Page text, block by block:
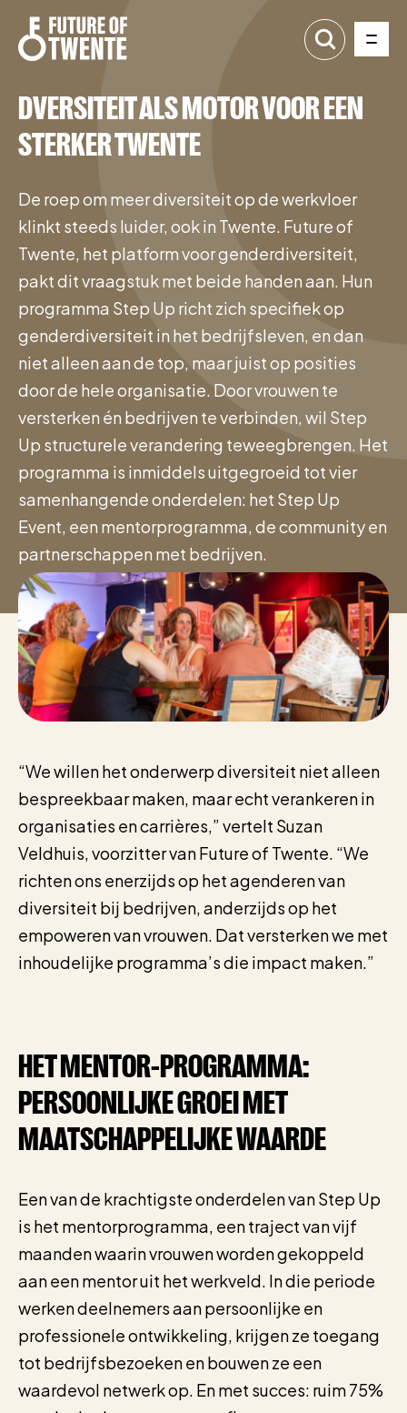
DVERSITEIT ALS MOTOR VOOR EEN
STERKER TWENTE
De roep om meer diversiteit op de werkvloer
klinkt steeds luider, ook in Twente. Future of
Twente, het platform voor genderdiversiteit,
pakt dit vraagstuk met beide handen aan. Hun
programma Step Up richt zich specifiek op
genderdiversiteit in het bedrijfsleven, en dan
niet alleen aan de top, maar juist op posities
door de hele organisatie. Door vrouwen te
versterken én bedrijven te verbinden, wil Step
Up structurele verandering teweegbrengen. Het
programma is inmiddels uitgegroeid tot vier
samenhangende onderdelen: het Step Up
Event, een mentorprogramma, de community en
partnerschappen met bedrijven.
“We willen het onderwerp diversiteit niet alleen
bespreekbaar maken, maar echt verankeren in
organisaties en carrières,” vertelt Suzan
Veldhuis, voorzitter van Future of Twente. “We
richten ons enerzijds op het agenderen van
diversiteit bij bedrijven, anderzijds op het
empoweren van vrouwen. Dat versterken we met
inhoudelijke programma’s die impact maken.”
HET MENTOR-PROGRAMMA:
PERSOONLIJKE GROEI MET
MAATSCHAPPELIJKE WAARDE
Een van de krachtigste onderdelen van Step Up
is het mentorprogramma, een traject van vijf
maanden waarin vrouwen worden gekoppeld
aan een mentor uit het werkveld. In die periode
werken deelnemers aan persoonlijke en
professionele ontwikkeling, krijgen ze toegang
tot bedrijfsbezoeken en bouwen ze een
waardevol netwerk op. En met succes: ruim 75%